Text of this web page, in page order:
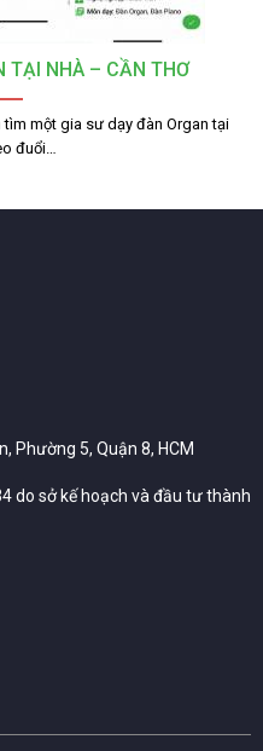
TẠI NHÀ – CẦN THƠ
một gia sư dạy đàn Organ tại
đuổi…
Phường 5, Quận 8, HCM
do sở kế hoạch và đầu tư thành